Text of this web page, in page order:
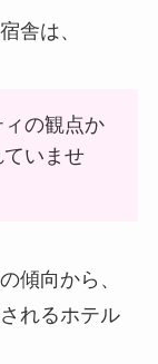
舎は、
の観点か
いませ
傾向から、
れるホテル